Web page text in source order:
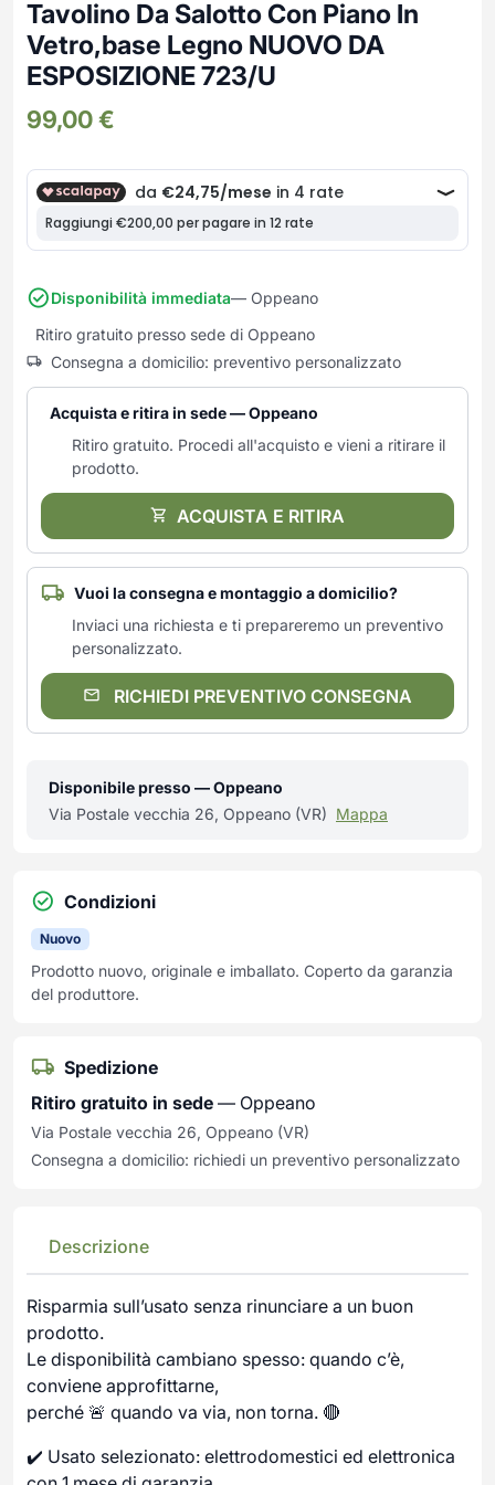
Frullatori
Grattugie elettriche
Macchine caffe e capsule
Robot Da Cucina
Spremiagrumi e Centrifughe
Tostapane
Tritaverdure elettrici
Utensili da cucina
Yogurtiere
Lampade da parete
Lampade da tavolo
Lampade da terra
Mobili Ingresso
Mobili Multiuso
Multiuso e Scarpiere
Complementi Soggiorno
Divani e Poltrone
Sedie e Sgabelli
Tavoli e Tavolini
Banconi Reception
Cucitrici e accessori
Mobili per ufficio
Poltrone Barber Shop
Scrivanie
Sedie per ufficio
TAVOLI USATI TAVOLINI USATI
Tavolino Da Salotto Con Piano In
Vetro,base Legno NUOVO DA
ESPOSIZIONE 723/U
99,00€
Disponibilità immediata— Oppeano
Ritiro gratuito presso sede di Oppeano
Consegna a domicilio: preventivo personalizzato
Acquista e ritira in sede — Oppeano
Ritiro gratuito. Procedi all'acquisto e vieni a ritirare il
prodotto.
ACQUISTA E RITIRA
Vuoi la consegna e montaggio a domicilio?
Inviaci una richiesta e ti prepareremo un preventivo
personalizzato.
RICHIEDI PREVENTIVO CONSEGNA
Disponibile presso — Oppeano
Via Postale vecchia 26, Oppeano (VR) Mappa
Condizioni
Nuovo
Prodotto nuovo, originale e imballato. Coperto da garanzia
del produttore.
Spedizione
Ritiro gratuito in sede — Oppeano
Via Postale vecchia 26, Oppeano (VR)
Consegna a domicilio: richiedi un preventivo personalizzato
Descrizione
Risparmia sull’usato senza rinunciare a un buon
prodotto.
Le disponibilità cambiano spesso: quando c’è,
conviene approfittarne,
perché 🚨 quando va via, non torna. 🔴
✔️ Usato selezionato: elettrodomestici ed elettronica